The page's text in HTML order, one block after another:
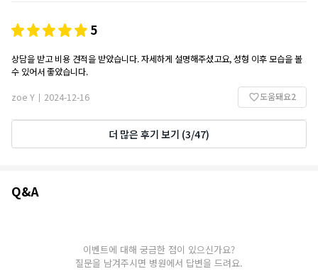
5
상담을 받고 비용 견적을 받았습니다. 자세하게 설명해주셨고요, 성형 이후 모습을 볼
수 있어서 좋았습니다.
zoe Y
2024-12-16 도움돼요2
더 많은 후기 보기 (3/47)
Q&A
이벤트에 대해 궁금한 점이 있으신가요?
질문을 남겨주시면 병원에서 답변을 드려요.